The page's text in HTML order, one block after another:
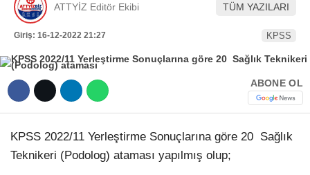
WhatsApp İhbar
ATT
PARAMEDİK (AABT)
STK
İLANLAR
ATTYİZ Editör Ekibi TÜM YAZILARI
Giriş: 16-12-2022 21:27 KPSS
ABONE OL
KPSS 2022/11 Yerleştirme Sonuçlarına göre 20 Sağlık
Teknikeri (Podolog) ataması yapılmış olup;